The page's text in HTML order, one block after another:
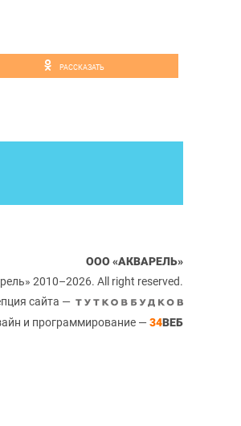
РАССКАЗАТЬ
ООО «АКВАРЕЛЬ»
2010–2026. All right reserved.
сайта —
и программирование — 34ВЕБ